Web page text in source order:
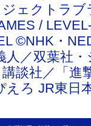
ェクトラ
/
©NHK・
／双葉社
談社／「進
えろ JR東